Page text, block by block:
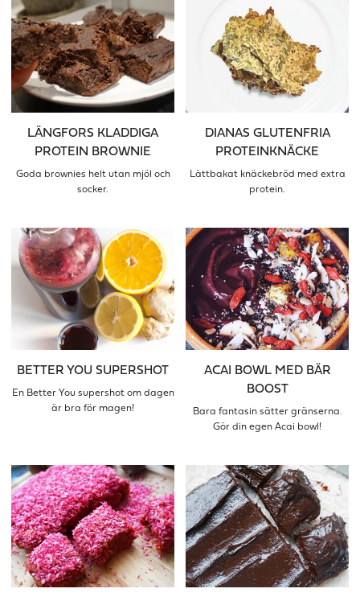
LÄNGFORS KLADDIGA
PROTEIN BROWNIE
Goda brownies helt utan mjöl och
socker.
DIANAS GLUTENFRIA
PROTEINKNÄCKE
Lättbakat knäckebröd med extra
protein.
BETTER YOU SUPERSHOT
En Better You supershot om dagen
är bra för magen!
ACAI BOWL MED BÄR
BOOST
Bara fantasin sätter gränserna.
Gör din egen Acai bowl!